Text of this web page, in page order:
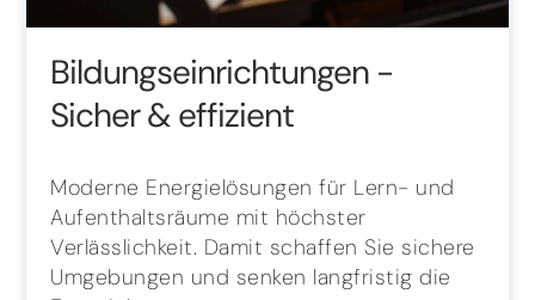
Bildungseinrichtungen -
Sicher & effizient
Moderne Energielösungen für Lern- und
Aufenthaltsräume mit höchster
Verlässlichkeit. Damit schaffen Sie sichere
Umgebungen und senken langfristig die